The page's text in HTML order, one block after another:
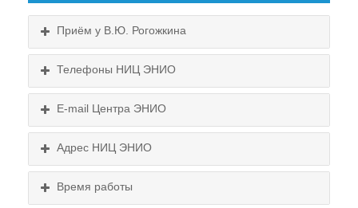
Схема проезда
Выходные:
Схема проезда
Выходные:
Приём у В.Ю. Рогожкина
Телефоны НИЦ ЭНИО
E-mail Центра ЭНИО
Адрес НИЦ ЭНИО
Время работы